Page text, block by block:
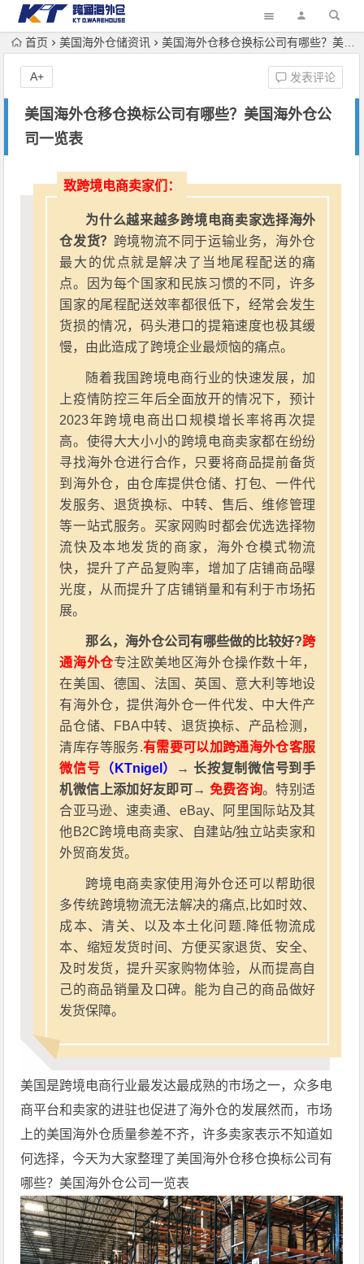
首页 美国海外仓储资讯 美国海外仓移仓换标公司有哪些？美国海外仓公司一览表
美国海外仓移仓换标公司有哪些？美国海外仓公
司一览表
发表评论
A+
致跨境电商卖家们：
为什么越来越多跨境电商卖家选择海外
仓发货？ 跨境物流不同于运输业务，海外仓
最大的优点就是解决了当地尾程配送的痛
点。因为每个国家和民族习惯的不同，许多
国家的尾程配送效率都很低下，经常会发生
货损的情况，码头港口的提箱速度也极其缓
慢，由此造成了跨境企业最烦恼的痛点。
随着我国跨境电商行业的快速发展，加
上疫情防控三年后全面放开的情况下，预计
2023年跨境电商出口规模增长率将再次提
高。使得大大小小的跨境电商卖家都在纷纷
寻找海外仓进行合作，只要将商品提前备货
到海外仓，由仓库提供仓储、打包、一件代
发服务、退货换标、中转、售后、维修管理
等一站式服务。买家网购时都会优选选择物
流快及本地发货的商家，海外仓模式物流
快，提升了产品复购率，增加了店铺商品曝
光度，从而提升了店铺销量和有利于市场拓
展。
那么，海外仓公司有哪些做的比较好?跨
通海外仓专注欧美地区海外仓操作数十年，
在美国、德国、法国、英国、意大利等地设
有海外仓，提供海外仓一件代发、中大件产
品仓储、FBA中转、退货换标、产品检测，
清库存等服务.有需要可以加跨通海外仓客服
微信号 （KTnigel）
→ 长按复制微信号到手
机微信上添加好友即可→ 免费咨询。特别适
合亚马逊、速卖通、eBay、阿里国际站及其
他B2C跨境电商卖家、自建站/独立站卖家和
外贸商发货。
跨境电商卖家使用海外仓还可以帮助很
多传统跨境物流无法解决的痛点,比如时效、
成本、清关、以及本土化问题.降低物流成
本、缩短发货时间、方便买家退货、安全、
及时发货，提升买家购物体验，从而提高自
己的商品销量及口碑。能为自己的商品做好
发货保障。
美国是跨境电商行业最发达最成熟的市场之一，众多电
商平台和卖家的进驻也促进了海外仓的发展然而，市场
上的美国海外仓质量参差不齐，许多卖家表示不知道如
何选择，今天为大家整理了美国海外仓移仓换标公司有
哪些？美国海外仓公司一览表